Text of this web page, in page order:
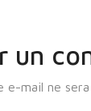
un
e-mail ne sera